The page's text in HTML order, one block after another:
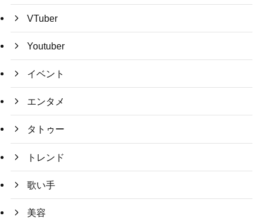
VTuber
Youtuber
イベント
エンタメ
タトゥー
トレンド
歌い手
美容